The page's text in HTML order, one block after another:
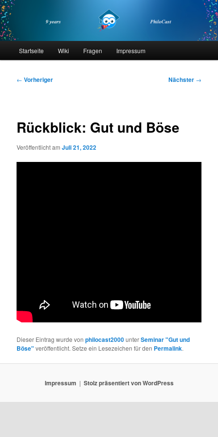
Zum
primären
Inhalt
springenphilocast
Startseite Wiki Fragen Impressum
Beitragsnavigation
← Vorheriger Nächster →
Rückblick: Gut und Böse
Veröffentlicht amJuli 21, 2022
Dieser Eintrag wurde vonphilocast2000unterSeminar "Gut und
Böse" veröffentlicht. Setze ein Lesezeichen für den Permalink.
Impressum Stolz präsentiert von WordPress